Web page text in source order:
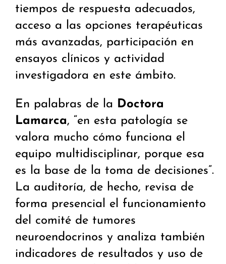
tiempos de respuesta adecuados,
acceso a las opciones terapéuticas
más avanzadas, participación en
ensayos clínicos y actividad
investigadora en este ámbito.
En palabras de la Doctora
Lamarca, “en esta patología se
valora mucho cómo funciona el
equipo multidisciplinar, porque esa
es la base de la toma de decisiones”.
La auditoría, de hecho, revisa de
forma presencial el funcionamiento
del comité de tumores
neuroendocrinos y analiza también
indicadores de resultados y uso de